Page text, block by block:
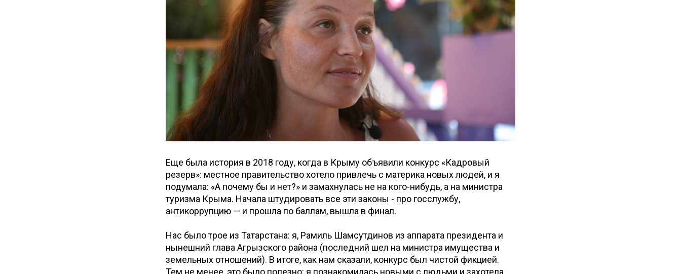
Еще была история в 2018 году, когда в Крыму объявили конкурс «Кадровый
резерв»: местное правительство хотело привлечь с материка новых людей, и я
подумала: «А почему бы и нет?» и замахнулась не на кого-нибудь, а на министра
туризма Крыма. Начала штудировать все эти законы - про госслужбу,
антикоррупцию — и прошла по баллам, вышла в финал.
Нас было трое из Татарстана: я, Рамиль Шамсутдинов из аппарата президента и
нынешний глава Агрызского района (последний шел на министра имущества и
земельных отношений). В итоге, как нам сказали, конкурс был чистой фикцией.
Тем не менее, это было полезно: я познакомилась новыми с людьми и захотела